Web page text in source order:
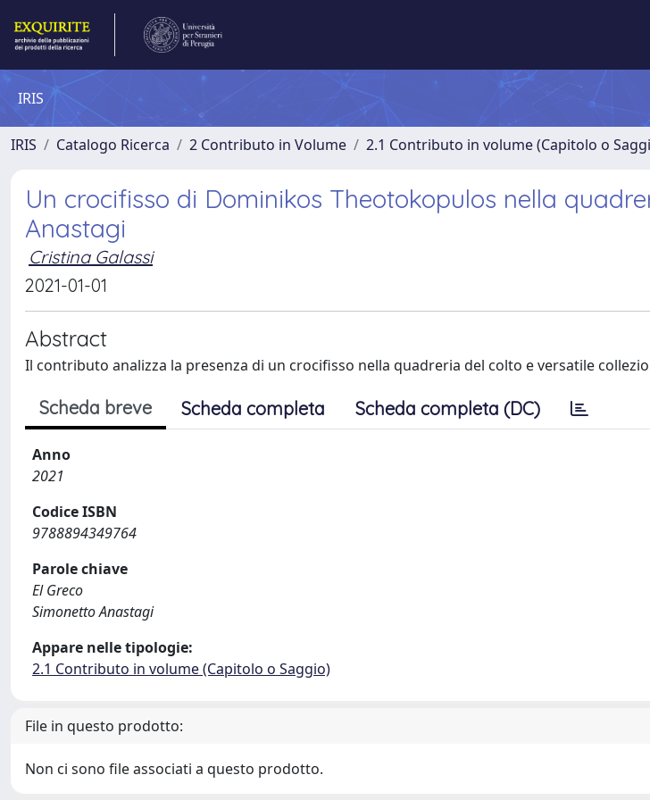
IRIS
IRIS Catalogo Ricerca 2 Contributo in Volume 2.1 Contributo in volume (Capitolo o
Un crocifisso di Dominikos Theotokopulos nella
Anastagi
Cristina Galassi
2021-01-01
Abstract
Il contributo analizza la presenza di un crocifisso nella quadreria del colto e versatile
Scheda breve Scheda completa Scheda completa (DC)
Anno
2021
Codice ISBN
9788894349764
Parole chiave
El Greco
Simonetto Anastagi
Appare nelle tipologie:
2.1 Contributo in volume (Capitolo o Saggio)
File in questo prodotto:
Non ci sono file associati a questo prodotto.